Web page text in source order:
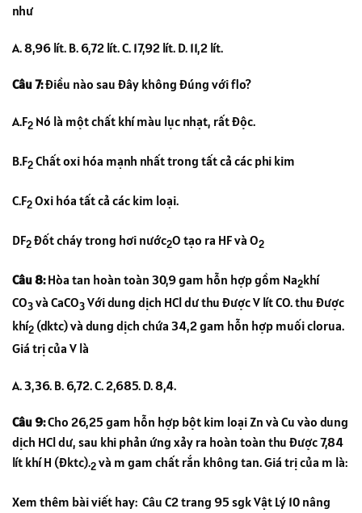
như
A. 8,96 lít. B. 6,72 lít. C. 17,92 lít. D. 11,2 lít.
Câu 7:Điều nào sau đây không đúng với flo?
A.F2 Nó là một chất khí màu lục nhạt, rất độc.
B.F2Chất oxi hóa mạnh nhất trong tất cả các phi kim
C.F2Oxi hóa tất cả các kim loại.
DF2đốt cháy trong hơi nước2O tạo ra HF và O2
Câu 8:Hòa tan hoàn toàn 30,9 gam hỗn hợp gồm Na2khí
CO3và CaCO3Với dung dịch HCl dư thu được V lít CO. thu được
khí2 (dktc) và dung dịch chứa 34,2 gam hỗn hợp muối clorua.
Giá trị của V là
A. 3,36. B. 6,72. C. 2,685. D. 8,4.
Câu 9:Cho 26,25 gam hỗn hợp bột kim loại Zn và Cu vào dung
dịch HCl dư, sau khi phản ứng xảy ra hoàn toàn thu được 7,84
lít khí H (đktc).2và m gam chất rắn không tan. Giá trị của m là:
Xem thêm bài viết hay: Câu C2 trang 95 sgk Vật Lý 10 nâng